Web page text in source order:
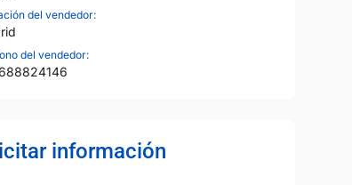
del vendedor:
del vendedor:
información